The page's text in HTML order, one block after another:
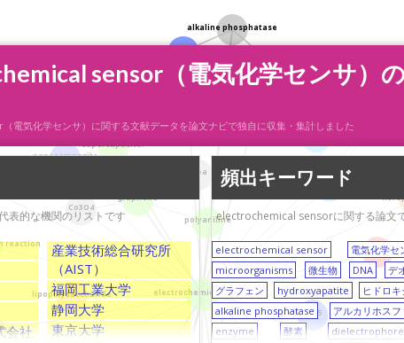
electrochemical sensor
graphene
carbon nanotube
alkaline phosphatase
luteolin
silver nanoparticles
tyrosine
urea
polyaniline
V2O5
3D structure
amperometry
lipopolysaccharide
reaction
supercapacitor
Co3O4
nanocomposite
sensor（電気化学センサ）
電気化学センサ）に関する文献データを論文ナビで独自に収集・集計しました
表的な機関のリストです
会社
産業技術総合研究所
（AIST）
福岡工業大学
静岡大学
東京大学
頻出キーワード
electrochemical sensorに関する論文
electrochemical sensor 電気化学セ
microorganisms
微生物 DNA デ
グラフェン
hydroxyapatite ヒドロ
alkaline phosphatase
アルカリホス
enzyme
酵素